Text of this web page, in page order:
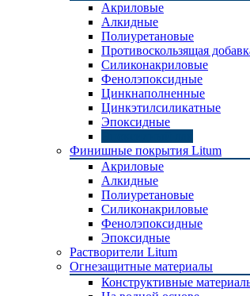
Акриловые
Алкидные
Полиуретановые
Противоскользящая
Силиконакриловые
Фенолэпоксидные
Цинкнаполненные
Цинкэтилсиликатные
Эпоксидные
Финишные покрытия Litum
Акриловые
Алкидные
Полиуретановые
Силиконакриловые
Фенолэпоксидные
Эпоксидные
Растворители Litum
Огнезащитные материалы
Конструктивные